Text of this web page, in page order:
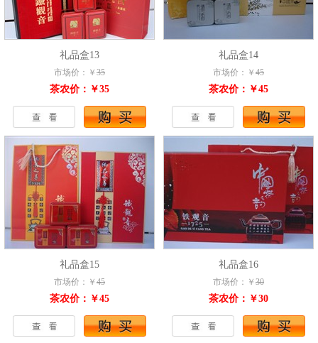
礼品盒13
市场价：￥ 35
茶农价：￥35
礼品盒14
市场价：￥ 45
茶农价：￥45
礼品盒15
市场价：￥ 45
茶农价：￥45
礼品盒16
市场价：￥ 30
茶农价：￥30